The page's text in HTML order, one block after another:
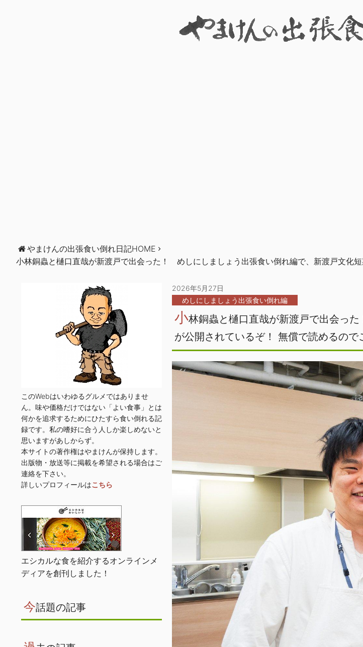
やまけんの出張食い倒れ日記HOME
小林銅蟲と樋口直哉が新渡戸で出会った！ めしにしましょう出張食い倒れ編で、新渡戸文化
2026年5月27日
めしにしましょう出張食い倒れ編
小林銅蟲と樋口直哉が新渡戸で出会っ
が公開されているぞ！ 無償で読めるので
このWebはいわゆるグルメではありませ
ん。味や価格だけではない「よい食事」とは
何かを追求するためにひたすら食い倒れる記
録です。私の嗜好に合う人しか楽しめないと
思いますがあしからず。
本サイトの著作権はやまけんが保持します。
出版物・放送等に掲載を希望される場合はご
連絡を下さい。
詳しいプロフィールはこちら
エシカルな食を紹介するオンラインメ
ディアを創刊しました！
今話題の記事